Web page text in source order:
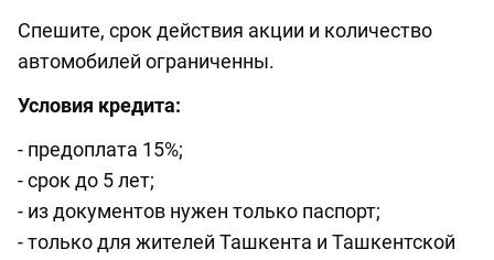
Спешите, срок действия акции и количество
автомобилей ограниченны.
Условия кредита:
- предоплата 15%;
- срок до 5 лет;
- из документов нужен только паспорт;
- только для жителей Ташкента и Ташкентской